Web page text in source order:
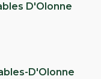
D'Olonne
D'Olonne